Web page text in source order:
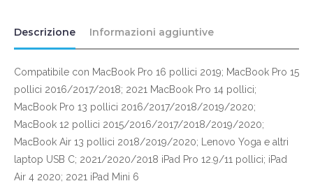
Descrizione Informazioni aggiuntive
Compatibile con MacBook Pro 16 pollici 2019; MacBook Pro 15
pollici 2016/2017/2018; 2021 MacBook Pro 14 pollici;
MacBook Pro 13 pollici 2016/2017/2018/2019/2020;
MacBook 12 pollici 2015/2016/2017/2018/2019/2020;
MacBook Air 13 pollici 2018/2019/2020; Lenovo Yoga e altri
laptop USB C; 2021/2020/2018 iPad Pro 12.9/11 pollici; iPad
Air 4 2020; 2021 iPad Mini 6